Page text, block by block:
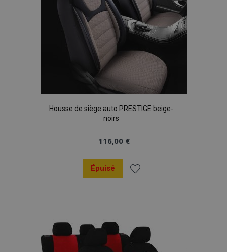
Housse de siège auto PRESTIGE beige-
noirs
116,00 €
Épuisé
liste
d'achats